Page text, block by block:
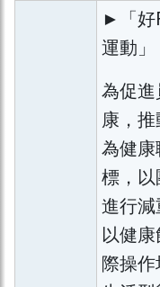
►「好
運動」
為促
康，
為健康
標，
進行減
以健
際操